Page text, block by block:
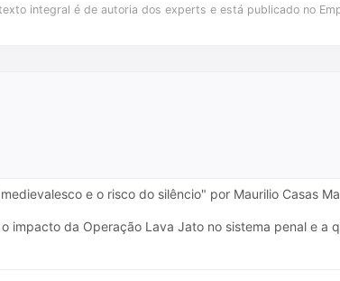
integral é de autoria dos experts e está publicado no
e o risco do silêncio" por Maurilio Casas
impacto da Operação Lava Jato no sistema penal e a